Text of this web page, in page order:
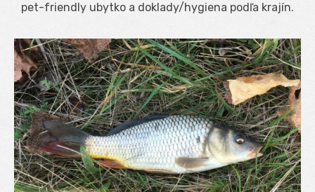
pet-friendly ubytko a doklady/hygiena podľa krajín.